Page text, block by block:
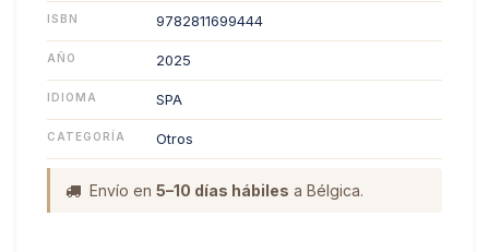
ISBN 9782811699444
AÑO 2025
IDIOMA SPA
CATEGORÍA Otros
Envío en 5–10 días hábiles a Bélgica.